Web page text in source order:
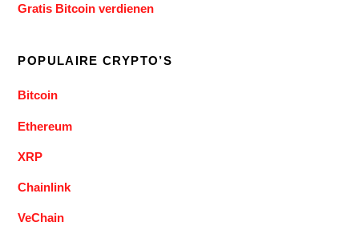
Gratis Bitcoin verdienen
POPULAIRE CRYPTO’S
Bitcoin
Ethereum
XRP
Chainlink
VeChain